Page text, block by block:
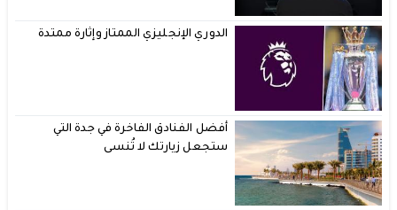
الدوري الإنجليزي الممتاز وإثارة ممتدة
أفضل الفنادق الفاخرة في جدة التي
ستجعل زيارتك لا تُنسى